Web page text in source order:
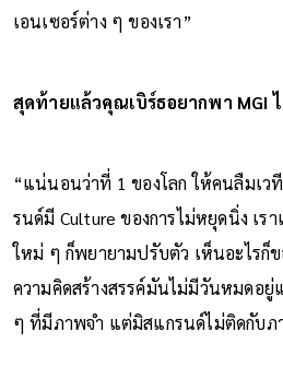
เอนเซอร์ต่าง ๆ ของเรา”
สุดท้ายแล้วคุณเบิร์ธอยากพา MGI
“แน่นอนว่าที่ 1 ของโลก ให้คนลืมเว
รนด์มี Culture ของการไม่หยุดนิ่ง เร
ใหม่ ๆ ก็พยายามปรับตัว เห็นอะไรก็
ความคิดสร้างสรรค์มันไม่มีวันหมดอ
ๆ ที่มีภาพจำ แต่มิสแกรนด์ไม่ติดกับภ